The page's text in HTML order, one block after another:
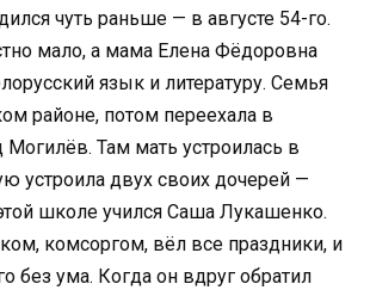
чуть раньше — в августе 54-го.
мало, а мама Елена Фёдоровна
язык и литературу. Семья
районе, потом переехала в
Там мать устроилась в
устроила двух своих дочерей —
школе учился Саша Лукашенко.
комсоргом, вёл все праздники, и
без ума. Когда он вдруг обратил